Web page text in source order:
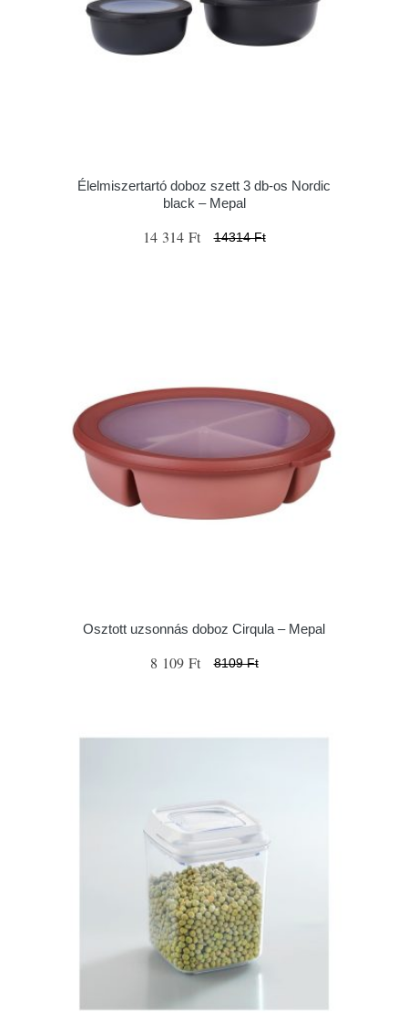
Élelmiszertartó doboz szett 3 db-os Nordic
black – Mepal
14 314 Ft 14314 Ft
Osztott uzsonnás doboz Cirqula – Mepal
8 109 Ft 8109 Ft